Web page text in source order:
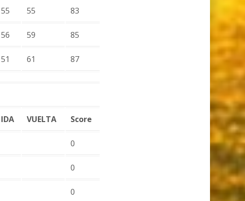
55 55 83
56 59 85
51 61 87
IDA VUELTA Score
0
0
0